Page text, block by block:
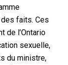
faits. Ces
de l’Ontario
sexuelle,
du ministre,